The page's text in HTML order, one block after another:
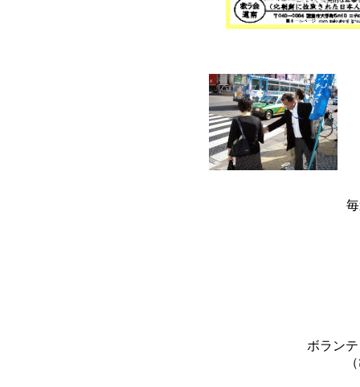
ボラン
（ひ